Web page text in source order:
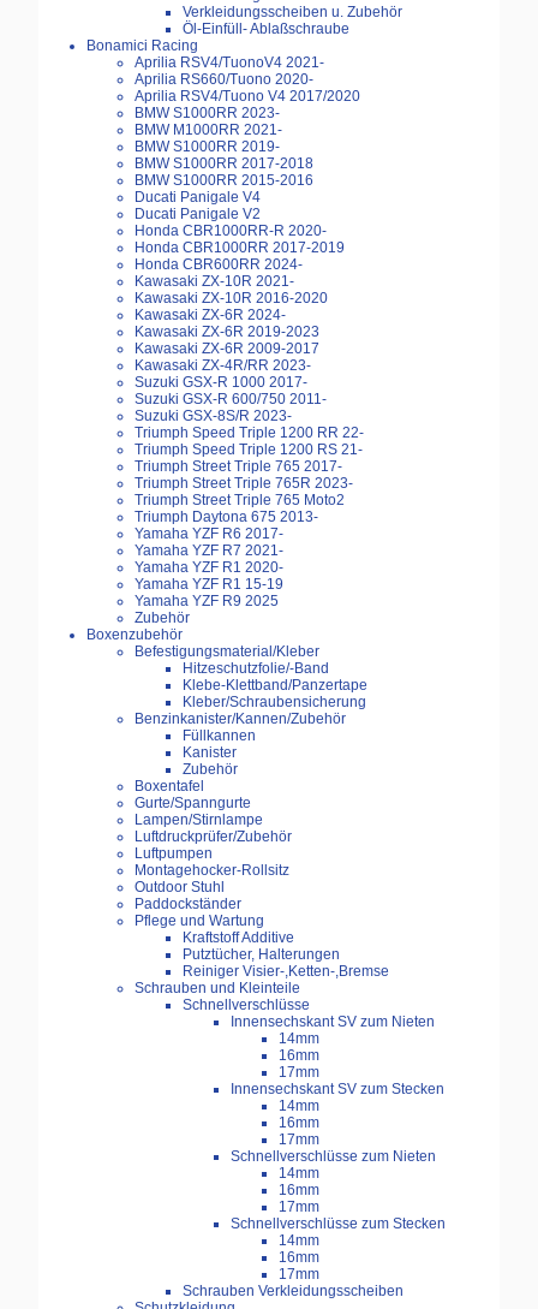
Verkleidungsscheiben u. Zubehör
Öl-Einfüll- Ablaßschraube
Bonamici Racing
Aprilia RSV4/TuonoV4 2021-
Aprilia RS660/Tuono 2020-
Aprilia RSV4/Tuono V4 2017/2020
BMW S1000RR 2023-
BMW M1000RR 2021-
BMW S1000RR 2019-
BMW S1000RR 2017-2018
BMW S1000RR 2015-2016
Ducati Panigale V4
Ducati Panigale V2
Honda CBR1000RR-R 2020-
Honda CBR1000RR 2017-2019
Honda CBR600RR 2024-
Kawasaki ZX-10R 2021-
Kawasaki ZX-10R 2016-2020
Kawasaki ZX-6R 2024-
Kawasaki ZX-6R 2019-2023
Kawasaki ZX-6R 2009-2017
Kawasaki ZX-4R/RR 2023-
Suzuki GSX-R 1000 2017-
Suzuki GSX-R 600/750 2011-
Suzuki GSX-8S/R 2023-
Triumph Speed Triple 1200 RR 22-
Triumph Speed Triple 1200 RS 21-
Triumph Street Triple 765 2017-
Triumph Street Triple 765R 2023-
Triumph Street Triple 765 Moto2
Triumph Daytona 675 2013-
Yamaha YZF R6 2017-
Yamaha YZF R7 2021-
Yamaha YZF R1 2020-
Yamaha YZF R1 15-19
Yamaha YZF R9 2025
Zubehör
Boxenzubehör
Befestigungsmaterial/Kleber
Hitzeschutzfolie/-Band
Klebe-Klettband/Panzertape
Kleber/Schraubensicherung
Benzinkanister/Kannen/Zubehör
Füllkannen
Kanister
Zubehör
Boxentafel
Gurte/Spanngurte
Lampen/Stirnlampe
Luftdruckprüfer/Zubehör
Luftpumpen
Montagehocker-Rollsitz
Outdoor Stuhl
Paddockständer
Pflege und Wartung
Kraftstoff Additive
Putztücher, Halterungen
Reiniger Visier-,Ketten-,Bremse
Schrauben und Kleinteile
Schnellverschlüsse
Innensechskant SV zum Nieten
14mm
16mm
17mm
Innensechskant SV zum Stecken
14mm
16mm
17mm
Schnellverschlüsse zum Nieten
14mm
16mm
17mm
Schnellverschlüsse zum Stecken
14mm
16mm
17mm
Schrauben Verkleidungsscheiben